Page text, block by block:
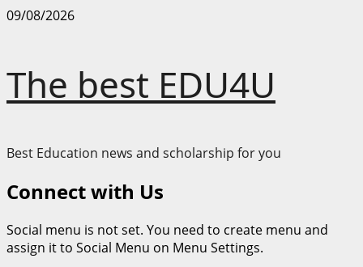
Skip
09/08/2026
The best EDU4U
Best Education news and scholarship for you
Connect with Us
Social menu is not set. You need to create menu and
assign it to Social Menu on Menu Settings.